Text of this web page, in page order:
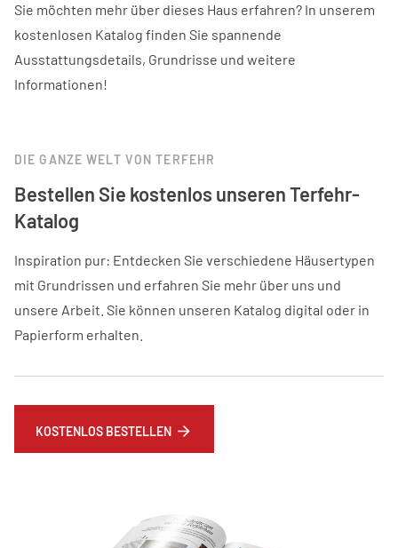
Sie möchten mehr über dieses Haus erfahren? In unserem
kostenlosen Katalog finden Sie spannende
Ausstattungsdetails, Grundrisse und weitere
Informationen!
DIE GANZE WELT VON TERFEHR
Bestellen Sie kostenlos unseren Terfehr-
Katalog
Inspiration pur: Entdecken Sie verschiedene Häusertypen
mit Grundrissen und erfahren Sie mehr über uns und
unsere Arbeit. Sie können unseren Katalog digital oder in
Papierform erhalten.
KOSTENLOS BESTELLEN